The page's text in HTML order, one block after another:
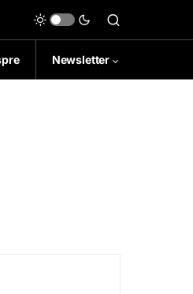
Newsletter